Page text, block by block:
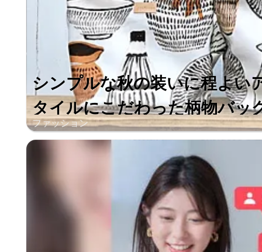
シンプルな秋の装いに程よい
タイルにこだわった柄物バッ
ファッション